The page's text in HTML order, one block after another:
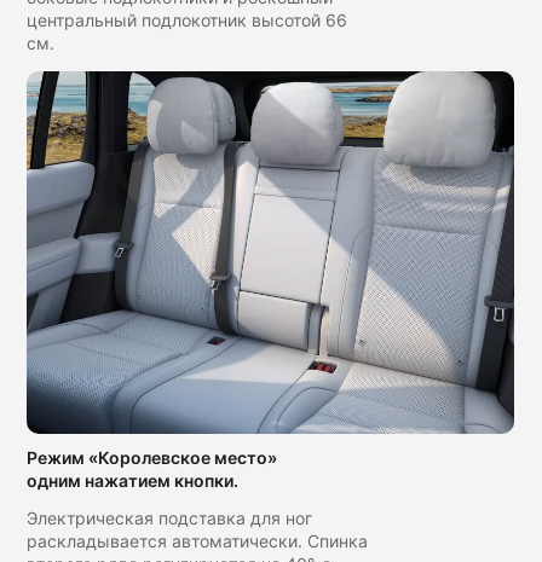
Режим «Королевское место»
одним нажатием кнопки.
центральный подлокотник высотой 66
см.
Электрическая подставка для ног
раскладывается автоматически. Спинка